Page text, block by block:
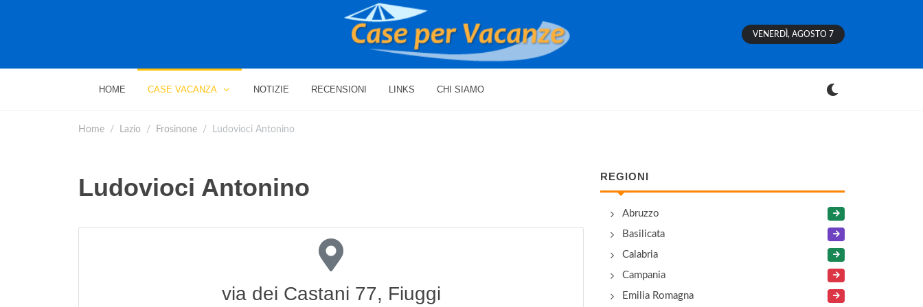
VENERDÌ, AGOSTO 7
HOME CASE VACANZA NOTIZIE RECENSIONI LINKS CHI SIAMO
Home Lazio Frosinone Ludovioci Antonino
Ludovioci Antonino
via dei Castani 77, Fiuggi
REGIONI
Abruzzo
Basilicata
Calabria
Campania
Emilia Romagna